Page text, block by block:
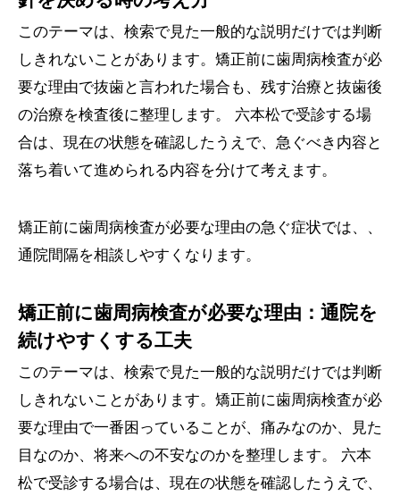
このテーマは、検索で見た一般的な説明だけでは判断
しきれないことがあります。矯正前に歯周病検査が必
要な理由で抜歯と言われた場合も、残す治療と抜歯後
の治療を検査後に整理します。 六本松で受診する場
合は、現在の状態を確認したうえで、急ぐべき内容と
落ち着いて進められる内容を分けて考えます。
矯正前に歯周病検査が必要な理由の急ぐ症状では、、
通院間隔を相談しやすくなります。
矯正前に歯周病検査が必要な理由：通院を
続けやすくする工夫
このテーマは、検索で見た一般的な説明だけでは判断
しきれないことがあります。矯正前に歯周病検査が必
要な理由で一番困っていることが、痛みなのか、見た
目なのか、将来への不安なのかを整理します。 六本
松で受診する場合は、現在の状態を確認したうえで、